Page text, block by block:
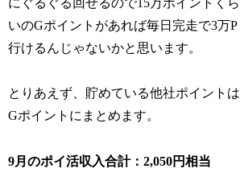
いのGポイントがあれば毎日完走で3万P
行けるんじゃないかと思います。
とりあえず、貯めている他社ポイントは
Gポイントにまとめます。
9月のポイ活収入合計：2,050円相当